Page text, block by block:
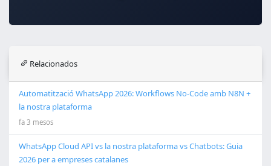
Relacionados
Automatització WhatsApp 2026: Workflows No-Code amb N8N +
la nostra plataforma
fa 3 mesos
WhatsApp Cloud API vs la nostra plataforma vs Chatbots: Guia
2026 per a empreses catalanes